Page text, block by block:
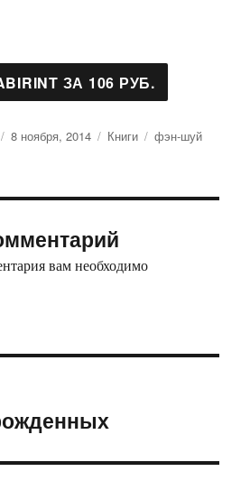
Опубликовано
8 ноября, 2014 Рубрики
Книги Метки
фэн-шуй
вам необходимо